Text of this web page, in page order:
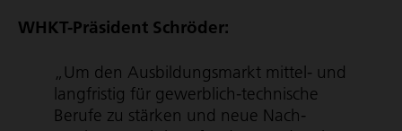
WHKT-Präsident Schröder:
„Um den Ausbil­dungs­markt mittel- und
langfristig für gewerblich-technische
Berufe zu stärken und neue Nach­